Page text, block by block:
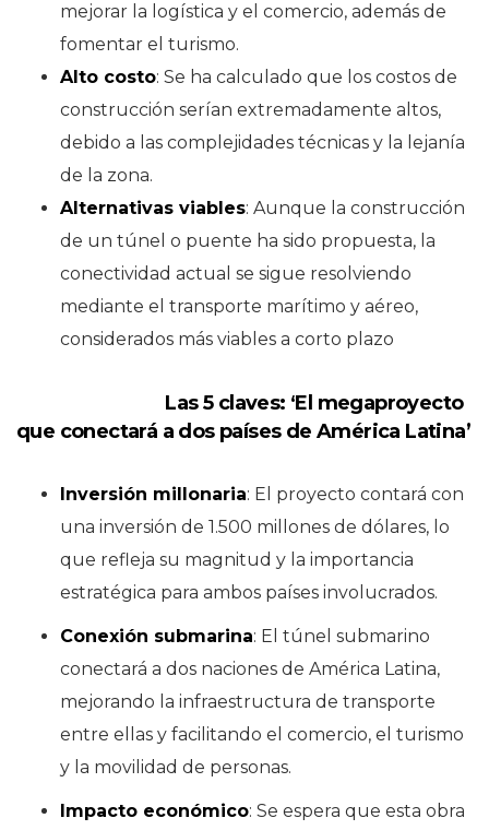
mejorar la logística y el comercio, además de
fomentar el turismo.
Alto costo: Se ha calculado que los costos de
construcción serían extremadamente altos,
debido a las complejidades técnicas y la lejanía
de la zona.
Alternativas viables: Aunque la construcción
de un túnel o puente ha sido propuesta, la
conectividad actual se sigue resolviendo
mediante el transporte marítimo y aéreo,
considerados más viables a corto plazo
Las 5 claves: ‘El megaproyecto
que conectará a dos países de América Latina’
Inversión millonaria: El proyecto contará con
una inversión de 1.500 millones de dólares, lo
que refleja su magnitud y la importancia
estratégica para ambos países involucrados.
Conexión submarina: El túnel submarino
conectará a dos naciones de América Latina,
mejorando la infraestructura de transporte
entre ellas y facilitando el comercio, el turismo
y la movilidad de personas.
Impacto económico: Se espera que esta obra